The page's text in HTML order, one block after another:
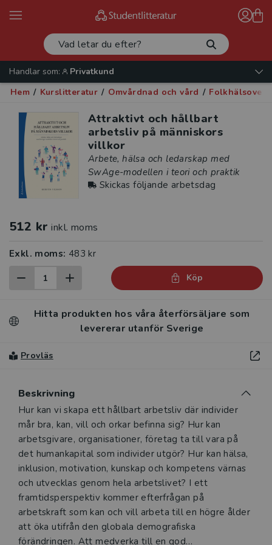
Handlar som:
Privatkund
Hem / Kurslitteratur / Omvårdnad och vård /
Attraktivt och hållbart
arbetsliv på människors
villkor
Arbete, hälsa och ledarskap med
SwAge-modellen i teori och praktik
Skickas följande arbetsdag
512 kr inkl. moms
Exkl. moms: 483 kr
Köp
Hitta produkten hos våra återförsäljare som
levererar utanför Sverige
Provläs
Beskrivning
Beskrivning
Hur kan vi skapa ett hållbart arbetsliv där individer
mår bra, kan, vill och orkar befinna sig? Hur kan
arbetsgivare, organisationer, företag ta till vara på
det humankapital som individer utgör? Hur kan hälsa,
inklusion, motivation, kunskap och kompetens värnas
och utvecklas genom hela arbetslivet? I ett
framtidsperspektiv kommer efterfrågan på
arbetskraft som kan och vill arbeta till en högre ålder
att öka utifrån den globala demografiska
förändringen. Att medverka till en god